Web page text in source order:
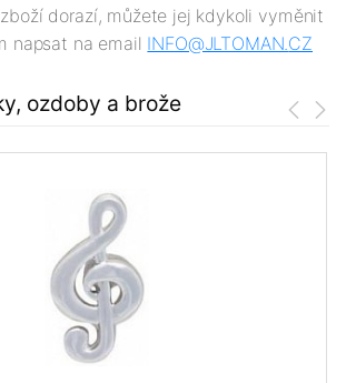
dorazí, můžete jej kdykoli vyměnit
napsat na email INFO@JLTOMAN. CZ
ozdoby a brože